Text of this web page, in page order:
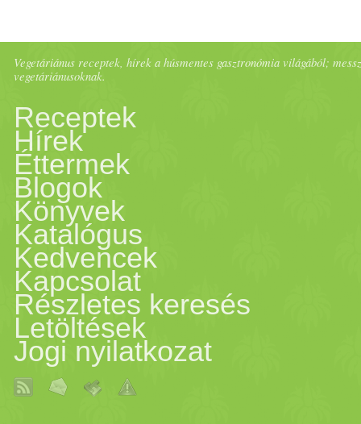
Vegetáriánus receptek, hírek a húsmentes gasztronómia világából;
vegetáriánusoknak.
Receptek
Hírek
Éttermek
Blogok
Könyvek
Katalógus
Kedvencek
Kapcsolat
Részletes keresés
Letöltések
Jogi nyilatkozat